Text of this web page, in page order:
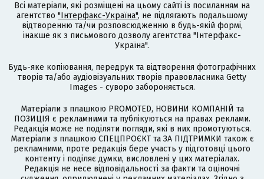
Всі матеріали, які розміщені на цьому сайті із посиланням на
агентство "Інтерфакс-Україна", не підлягають подальшому
відтворенню та/чи розповсюдженню в будь-якій формі,
інакше як з письмового дозволу агентства "Інтерфакс-
Україна".
Будь-яке копіювання, передрук та відтворення фотографічних
творів та/або аудіовізуальних творів правовласника Getty
Images - суворо забороняється.
Матеріали з плашкою PROMOTED, НОВИНИ КОМПАНІЙ та
ПОЗИЦІЯ є рекламними та публікуються на правах реклами.
Редакція може не поділяти погляди, які в них промотуються.
Матеріали з плашкою СПЕЦПРОЄКТ та ЗА ПІДТРИМКИ також є
рекламними, проте редакція бере участь у підготовці цього
контенту і поділяє думки, висловлені у цих матеріалах.
Редакція не несе відповідальності за факти та оціночні